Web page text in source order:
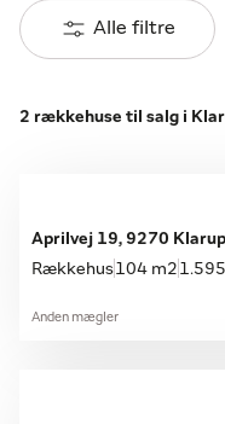
Alle filtre
2 rækkehuse til salg i
Aprilvej 19, 9270 Klarup
Rækkehus104 m2
Anden mægler